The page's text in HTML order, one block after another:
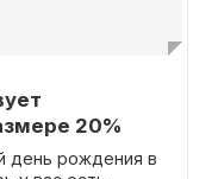
20%
день рождения в